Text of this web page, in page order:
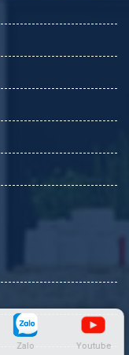
Zalo Youtube